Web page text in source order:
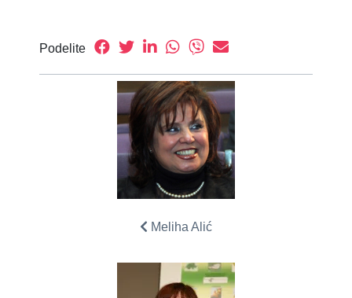
Podelite
Meliha Alić